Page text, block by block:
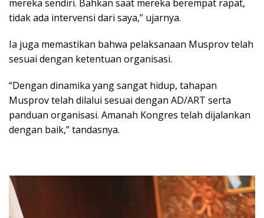
mereka sendiri. Bahkan saat mereka berempat rapat,
tidak ada intervensi dari saya,” ujarnya.
Ia juga memastikan bahwa pelaksanaan Musprov telah
sesuai dengan ketentuan organisasi.
“Dengan dinamika yang sangat hidup, tahapan
Musprov telah dilalui sesuai dengan AD/ART serta
panduan organisasi. Amanah Kongres telah dijalankan
dengan baik,” tandasnya.